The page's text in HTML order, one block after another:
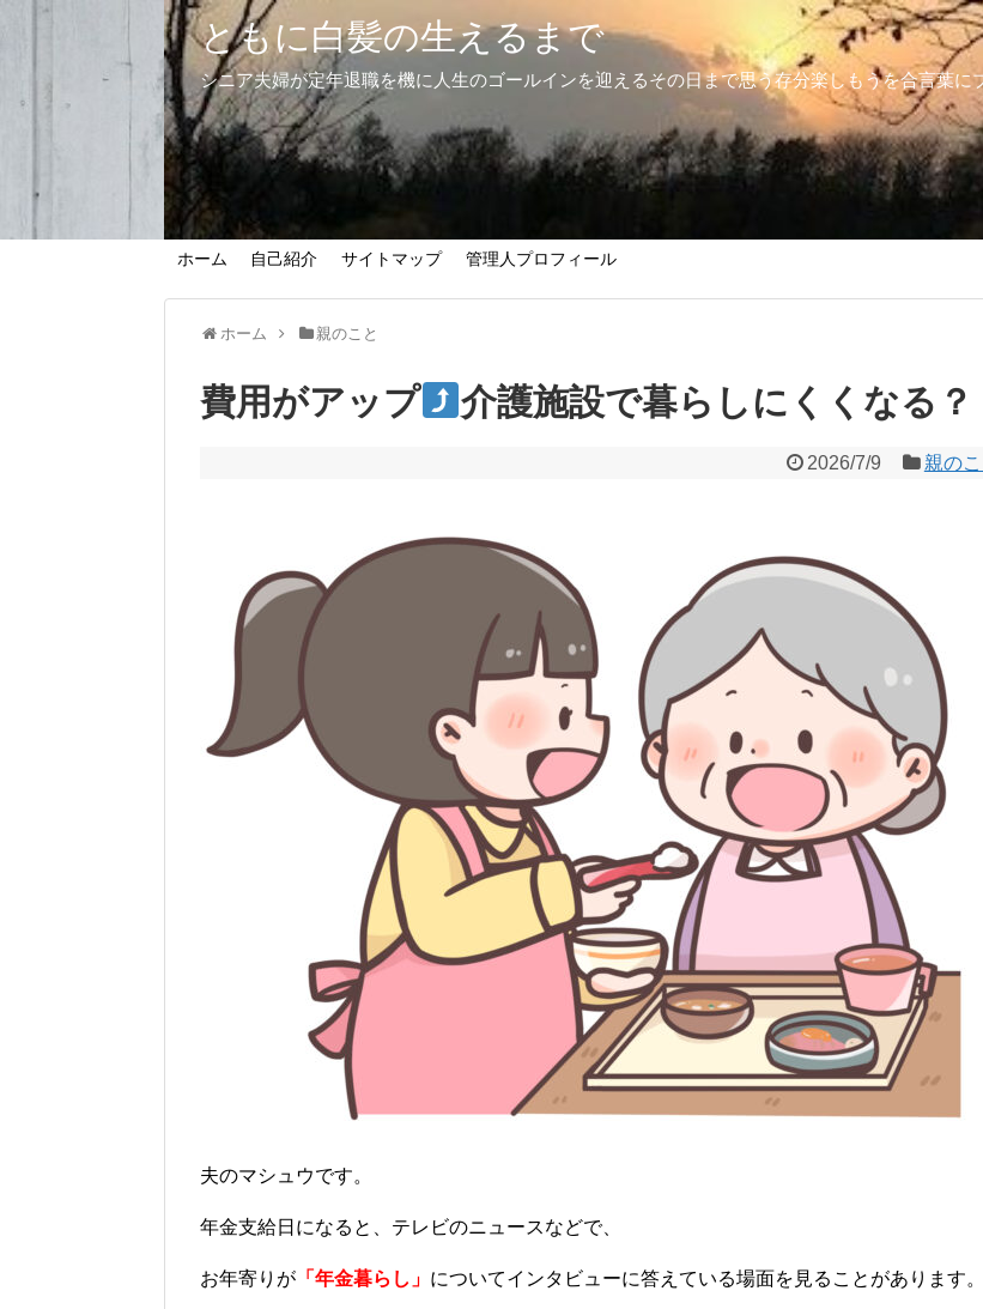
ともに白髪の生えるまで
シニア夫婦が定年退職を機に人生のゴールインを迎えるその日まで思う存分楽しもうを合言葉に
ホーム 自己紹介 サイトマップ 管理人プロフィール
ホーム 親のこと
費用がアップ 介護施設で暮らしにくくなる？
2026/7/9 親のこ
夫のマシュウです。
年金支給日になると、テレビのニュースなどで、
お年寄りが 「年金暮らし」 についてインタビューに答えている場面を見ることがあります。